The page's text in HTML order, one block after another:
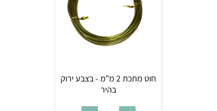
חוט מתכת 2 מ"מ - בצבע ירוק
בהיר